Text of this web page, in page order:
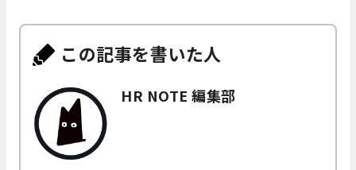
この記事を書いた人
HR NOTE 編集部